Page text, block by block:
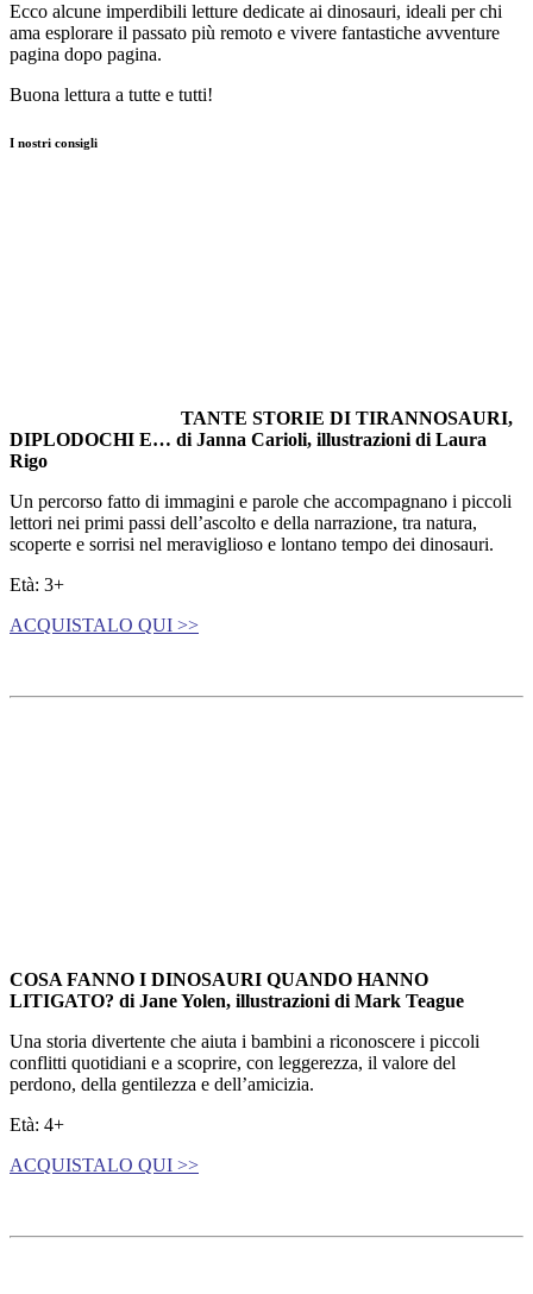
Ecco alcune imperdibili letture dedicate ai dinosauri, ideali per chi
ama esplorare il passato più remoto e vivere fantastiche avventure
pagina dopo pagina.
Buona lettura a tutte e tutti!
I nostri consigli
TANTE STORIE DI TIRANNOSAURI,
DIPLODOCHI E… di Janna Carioli, illustrazioni di Laura
Rigo
Un percorso fatto di immagini e parole che accompagnano i piccoli
lettori nei primi passi dell’ascolto e della narrazione, tra natura,
scoperte e sorrisi nel meraviglioso e lontano tempo dei dinosauri.
Età: 3+
ACQUISTALO QUI >>
COSA FANNO I DINOSAURI QUANDO HANNO
LITIGATO? di Jane Yolen, illustrazioni di Mark Teague
Una storia divertente che aiuta i bambini a riconoscere i piccoli
conflitti quotidiani e a scoprire, con leggerezza, il valore del
perdono, della gentilezza e dell’amicizia.
Età: 4+
ACQUISTALO QUI >>